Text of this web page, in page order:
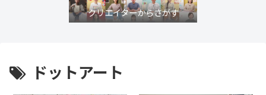
クリエイターからさがす
ドットアート